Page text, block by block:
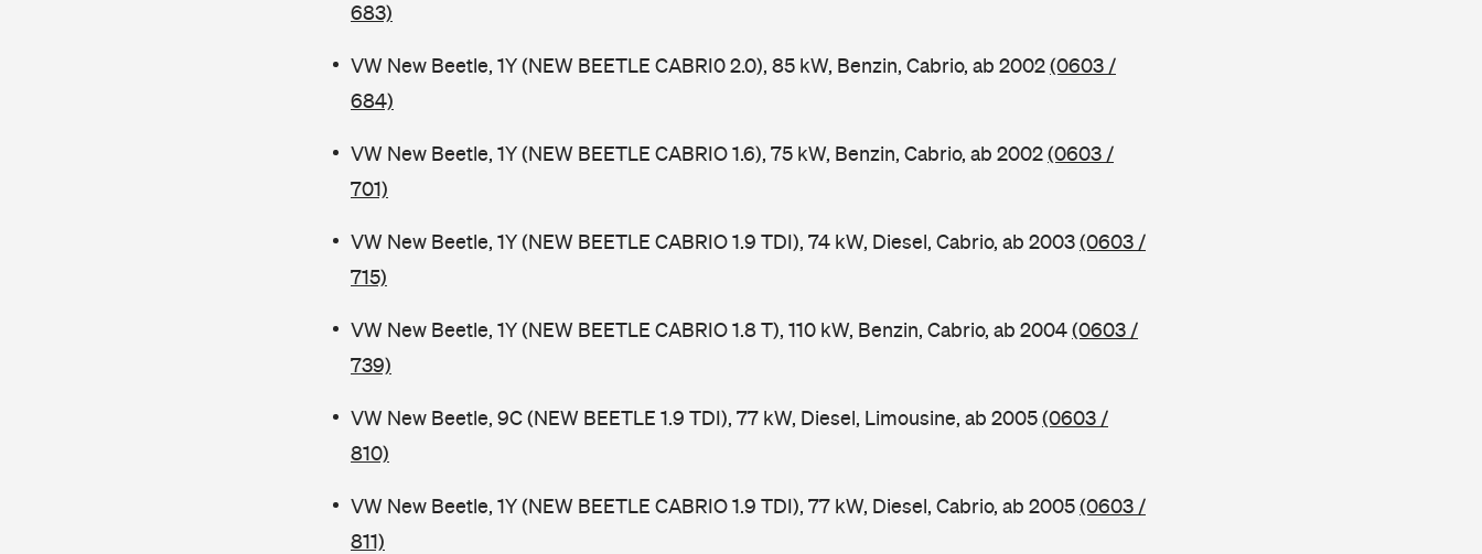
683)
VW New Beetle, 1Y (NEW BEETLE CABRI0 2.0), 85 kW, Benzin, Cabrio, ab 2002(0603 /
684)
VW New Beetle, 1Y (NEW BEETLE CABRIO 1.6), 75 kW, Benzin, Cabrio, ab 2002(0603 /
701)
VW New Beetle, 1Y (NEW BEETLE CABRIO 1.9 TDI), 74 kW, Diesel, Cabrio, ab 2003(0603 /
715)
VW New Beetle, 1Y (NEW BEETLE CABRIO 1.8 T), 110 kW, Benzin, Cabrio, ab 2004(0603 /
739)
VW New Beetle, 9C (NEW BEETLE 1.9 TDI), 77 kW, Diesel, Limousine, ab 2005(0603 /
810)
VW New Beetle, 1Y (NEW BEETLE CABRIO 1.9 TDI), 77 kW, Diesel, Cabrio, ab 2005(0603 /
811)